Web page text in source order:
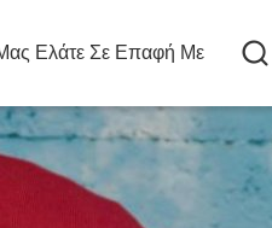
Ελάτε Σε Επαφή Με